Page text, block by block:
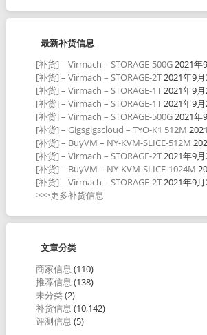
最新补货信息
[补货] – Virmach – STORAGE-500G2021年
[补货] – Virmach – STORAGE-2T2021年9月
[补货] – Virmach – STORAGE-1T2021年9月
[补货] – Virmach – STORAGE-1T2021年9月
[补货] – Virmach – STORAGE-500G2021年
[补货] – Gigsgigscloud – TYO-K1 512M
[补货] – BuyVM – NY-KVM-SLICE-512M
[补货] – Virmach – STORAGE-2T2021年9月
[补货] – BuyVM – NY-KVM-SLICE-1024M
[补货] – Virmach – STORAGE-2T2021年9月
>>>更多补货信息
文章分类
商家信息 (110)
推荐信息 (138)
未分类(2)
补货信息 (10,142)
评测信息 (5)